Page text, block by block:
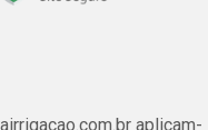
aplicam-